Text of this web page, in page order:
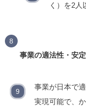
く）を2人
事業の適法性・安
事業が日本で
実現可能で、